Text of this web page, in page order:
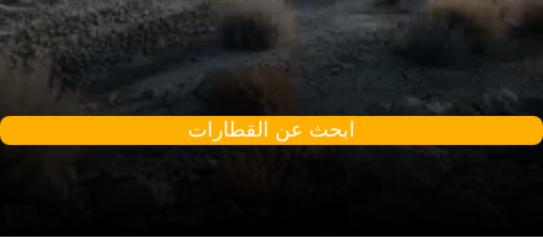
ابحث عن القطارات